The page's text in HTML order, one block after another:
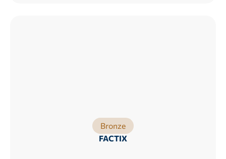
Bronze
FACTIX